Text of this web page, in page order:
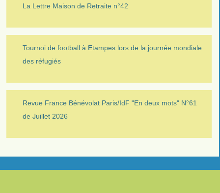
La Lettre Maison de Retraite n°42
Tournoi de football à Etampes lors de la journée mondiale
des réfugiés
Revue France Bénévolat Paris/IdF "En deux mots" N°61
de Juillet 2026